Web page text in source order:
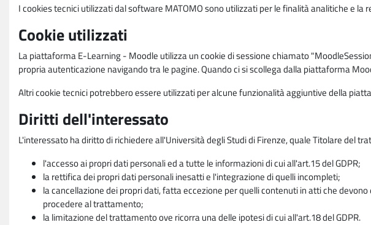
I cookies tecnici utilizzati dal software MATOMO sono utilizzati per le finalità analitiche e la
Cookie utilizzati
La piattaforma E-Learning - Moodle utilizza un cookie di sessione chiamato
propria autenticazione navigando tra le pagine. Quando ci si scollega dalla piattaforma
Altri cookie tecnici potrebbero essere utilizzati per alcune funzionalità aggiuntive della
Diritti dell'interessato
L'interessato ha diritto di richiedere all'Università degli Studi di Firenze, quale Titolare del
l'accesso ai propri dati personali ed a tutte le informazioni di cui all'art.15 del GDPR;
la rettifica dei propri dati personali inesatti e l'integrazione di quelli incompleti;
la cancellazione dei propri dati, fatta eccezione per quelli contenuti in atti che
procedere al trattamento;
la limitazione del trattamento ove ricorra una delle ipotesi di cui all'art.18 del GDPR.